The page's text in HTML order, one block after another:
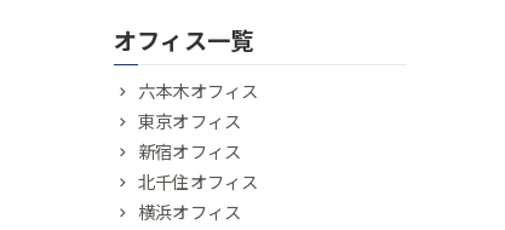
オフィス一覧
六本木オフィス
東京オフィス
新宿オフィス
北千住オフィス
横浜オフィス